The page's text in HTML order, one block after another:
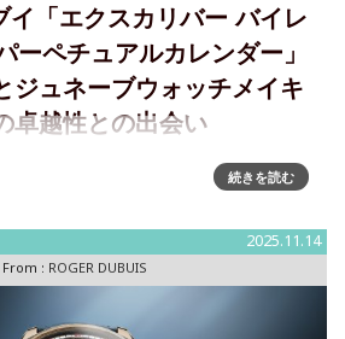
イ「エクスカリバー バイレ
ーペチュアルカレンダー」
ジュネーブウォッチメイキ
卓越性との出会い
ォッチメイキングの卓越性が出会う～
トログラード パーペチュアルカレンダ
けます。新たに開発されたRD850の導
入により
続きを読む
2025.11.14
From : ROGER DUBUIS